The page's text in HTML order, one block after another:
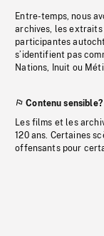
Entre-temps, nous
archives, les
participantes
s’identifient pas
Nations, Inuit ou
Contenu sensible?
Les films et les
120 ans. Certaines
offensants pour